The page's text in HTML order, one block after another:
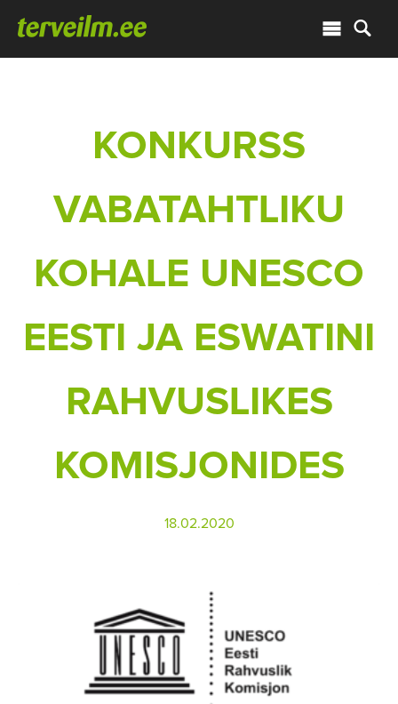
KONKURSS
VABATAHTLIKU
KOHALE UNESCO
EESTI JA ESWATINI
RAHVUSLIKES
KOMISJONIDES
18.02.2020